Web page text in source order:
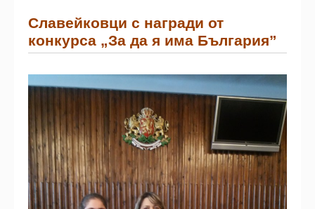
Славейковци с награди от
конкурса „За да я има България”